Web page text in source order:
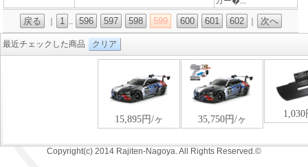
戻る 1 .. 596 597 598 599 600 601 602 次へ
最近チェックした商品 クリア
Copyright(c) 2014 Rajiten-Nagoya. All Rights Reserved.©